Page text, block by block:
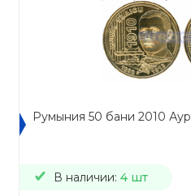
Румыния 50 бани 2010
В наличии: 4 шт